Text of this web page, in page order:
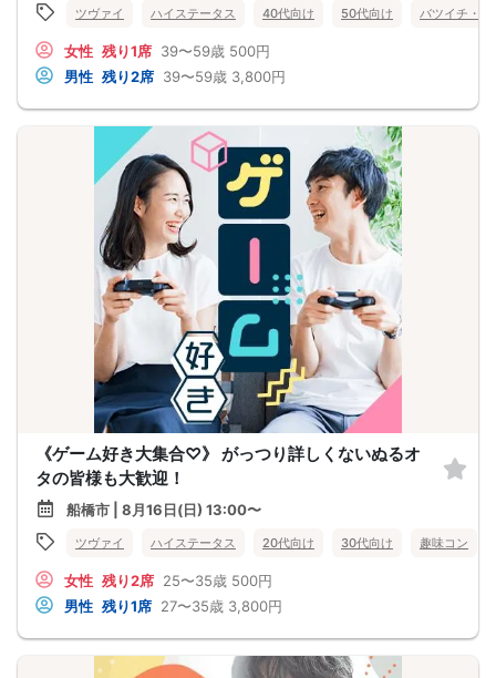
ツヴァイ ハイステータス 40代向け 50代向け バツイチ・再
女性 残り1席 39〜59歳 500円
男性 残り2席 39〜59歳 3,800円
《ゲーム好き大集合♡》 がっつり詳しくないぬるオ
タの皆様も大歓迎！
船橋市 | 8月16日(日) 13:00〜
ツヴァイ ハイステータス 20代向け 30代向け 趣味コン
女性 残り2席 25〜35歳 500円
男性 残り1席 27〜35歳 3,800円